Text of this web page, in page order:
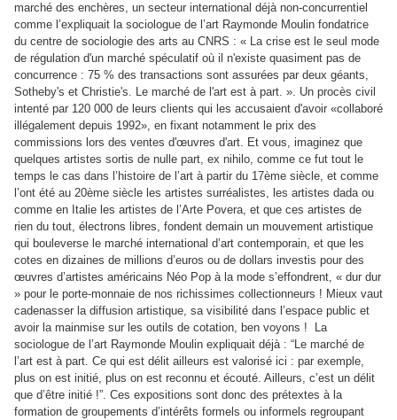
marché des enchères, un secteur international déjà non-concurrentiel
comme l’expliquait la sociologue de l’art Raymonde Moulin fondatrice
du centre de sociologie des arts au CNRS : « La crise est le seul mode
de régulation d'un marché spéculatif où il n'existe quasiment pas de
concurrence : 75 % des transactions sont assurées par deux géants,
Sotheby's et Christie's. Le marché de l'art est à part. ». Un procès civil
intenté par 120 000 de leurs clients qui les accusaient d'avoir «collaboré
illégalement depuis 1992», en fixant notamment le prix des
commissions lors des ventes d'œuvres d'art. Et vous, imaginez que
quelques artistes sortis de nulle part, ex nihilo, comme ce fut tout le
temps le cas dans l’histoire de l’art à partir du 17ème siècle, et comme
l’ont été au 20ème siècle les artistes surréalistes, les artistes dada ou
comme en Italie les artistes de l’Arte Povera, et que ces artistes de
rien du tout, électrons libres, fondent demain un mouvement artistique
qui bouleverse le marché international d’art contemporain, et que les
cotes en dizaines de millions d’euros ou de dollars investis pour des
œuvres d’artistes américains Néo Pop à la mode s’effondrent, « dur dur
» pour le porte-monnaie de nos richissimes collectionneurs ! Mieux vaut
cadenasser la diffusion artistique, sa visibilité dans l’espace public et
avoir la mainmise sur les outils de cotation, ben voyons ! La
sociologue de l’art Raymonde Moulin expliquait déjà : “Le marché de
l’art est à part. Ce qui est délit ailleurs est valorisé ici : par exemple,
plus on est initié, plus on est reconnu et écouté. Ailleurs, c’est un délit
que d’être initié !”. Ces expositions sont donc des prétextes à la
formation de groupements d’intérêts formels ou informels regroupant